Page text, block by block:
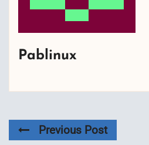
Pablinux
Previous Post